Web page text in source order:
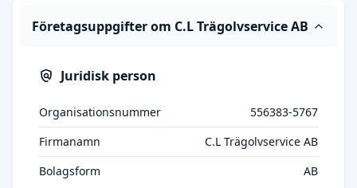
Företagsuppgifter om C.L Trägolvservice AB
Juridisk person
Organisationsnummer
556383-5767
Firmanamn
C.L Trägolvservice AB
Bolagsform
AB